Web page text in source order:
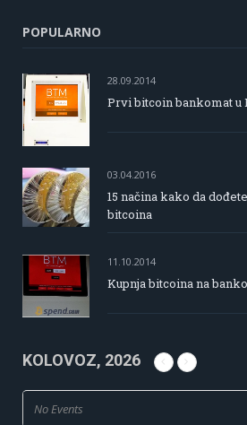
POPULARNO
28.09.2014
Prvi bitcoin bankomat u
03.04.2016
15 načina kako da
bitcoina
11.10.2014
Kupnja bitcoina na
KOLOVOZ, 2026
No Events